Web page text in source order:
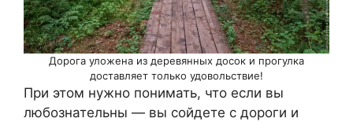
Дорога уложена из деревянных досок и прогулка
доставляет только удовольствие!
При этом нужно понимать, что если вы
любознательны — вы сойдете с дороги и